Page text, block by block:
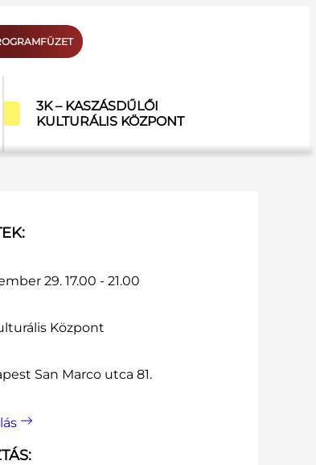
3K – KASZÁSDŰLŐI
KULTURÁLIS KÖZPONT
29. 17.00 - 21.00
Központ
San Marco utca 81.